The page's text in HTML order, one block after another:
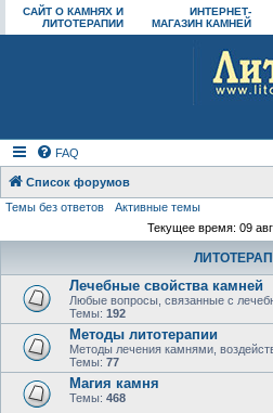
САЙТ О КАМНЯХ И
ЛИТОТЕРАПИИ
ИНТЕРНЕТ-
МАГАЗИН КАМНЕЙ
FAQ
Список форумов
Темы без ответов
Активные темы
Текущее время: 09
Лечебные свойства камней
Любые вопросы, связанные с
Темы: 192
Методы литотерапии
Методы лечения камнями,
Темы: 77
Магия камня
Темы: 468